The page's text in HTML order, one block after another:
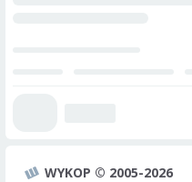
WYKOP © 2005-2026